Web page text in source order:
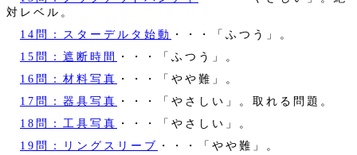
対レベル。
14問：スターデルタ始動
・・・「ふつう」。
15問：遮断時間
・・・「ふつう」。
16問：材料写真 ・・・「やや難」。
17問：器具写真 ・・・「やさしい」。取れる問題。
18問：工具写真 ・・・「やさしい」。
19問：リングスリーブ ・・・「やや難」。